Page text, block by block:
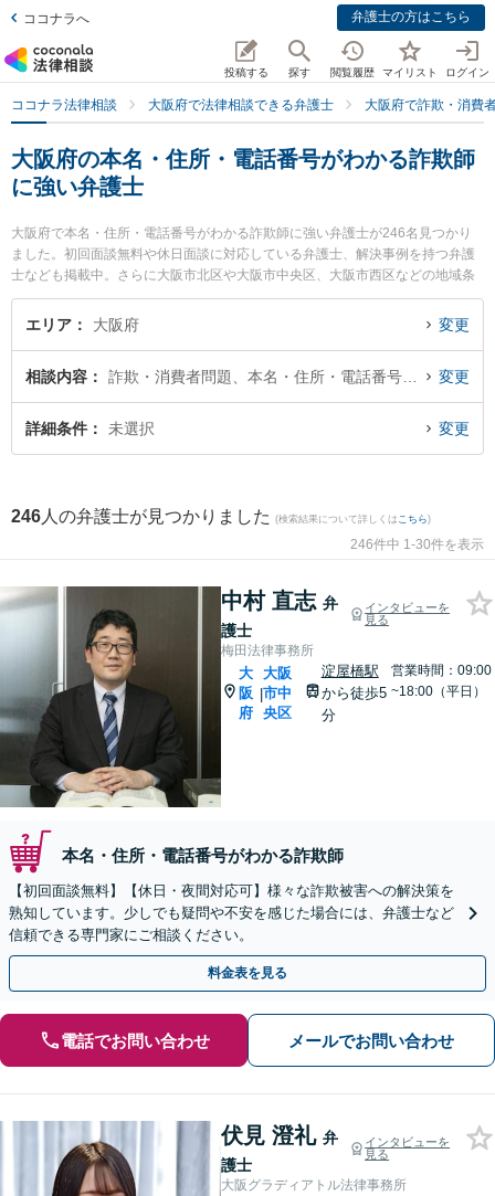
ココナラへ 弁護士の方はこちら
投稿する 探す 閲覧履歴 マイリスト ログイン
ココナラ法律相談 大阪府で法律相談できる弁護士 大阪府で詐欺・消費
大阪府の本名・住所・電話番号がわかる詐欺師
に強い弁護士
大阪府で本名・住所・電話番号がわかる詐欺師に強い弁護士が246名見つかり
ました。初回面談無料や休日面談に対応している弁護士、解決事例を持つ弁護
士なども掲載中。さらに大阪市北区や大阪市中央区、大阪市西区などの地域条
件で弁護士を絞り込めます。詐欺・消費者問題に関係する投資詐欺や副業詐
欺、FX詐欺等の細かな分野での絞り込み検索もでき便利です。特に梅田法律事
が注目されています。『大阪府で土日や夜間に発生した本名・住所・電話番号
がわかる詐欺師のトラブルを今すぐに弁護士に相談したい』『本名・住所・電
話番号がわかる詐欺師のトラブル解決の実績豊富な近くの弁護士を検索した
エリア 大阪府 変更
相談内容 変更
詳細条件 未選択 変更
246 人の弁護士が見つかりました (検索結果について詳しくは こちら)
246件中 1-30件を表示
中村 直志 弁
護士
インタビューを
見る
梅田法律事務所
大
阪
府
|
大阪
市中
央区
淀屋橋駅
から徒歩5
分
営業時間：09:00
~18:00（平日）
本名・住所・電話番号がわかる詐欺師
【初回面談無料】【休日・夜間対応可】様々な詐欺被害への解決策を
熟知しています。少しでも疑問や不安を感じた場合には、弁護士など
信頼できる専門家にご相談ください。
料金表を見る
電話でお問い合わせ メールでお問い合わせ
伏見 澄礼 弁
護士
インタビューを
見る
大阪グラディアトル法律事務所